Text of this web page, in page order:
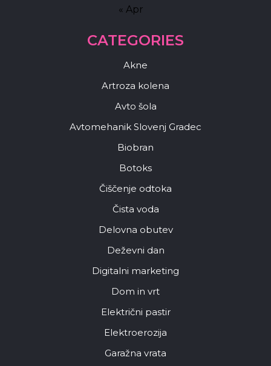
« Apr
CATEGORIES
Akne
Artroza kolena
Avto šola
Avtomehanik Slovenj Gradec
Biobran
Botoks
Čiščenje odtoka
Čista voda
Delovna obutev
Deževni dan
Digitalni marketing
Dom in vrt
Električni pastir
Elektroerozija
Garažna vrata